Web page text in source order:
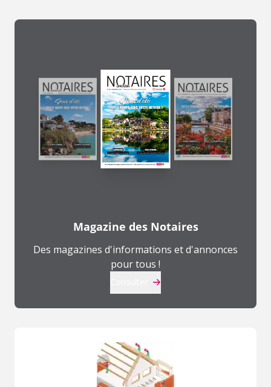
Magazine des Notaires
Des magazines d'informations et d'annonces
pour tous !